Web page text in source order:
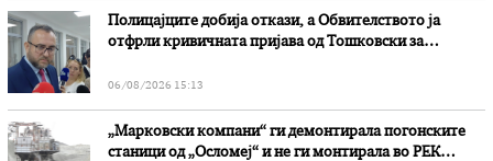
Полицајците добија откази, а Обвителството ја
отфрли кривичната пријава од Тошковски за
06/08/2026 15:13
„Марковски компани“ ги демонтирала погонските
станици од „Осломеј“ и не ги монтирала во РЕК